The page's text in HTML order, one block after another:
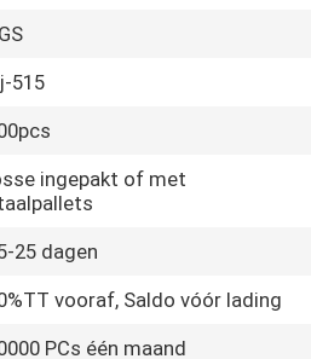
515
ingepakt of met
25 dagen
vooraf, Saldo vóór lading
PCs één maand